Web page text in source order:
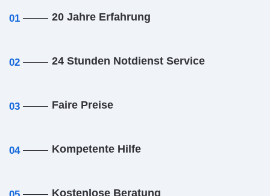
01 20 Jahre Erfahrung
02 24 Stunden Notdienst Service
03 Faire Preise
04 Kompetente Hilfe
Kostenlose Beratung